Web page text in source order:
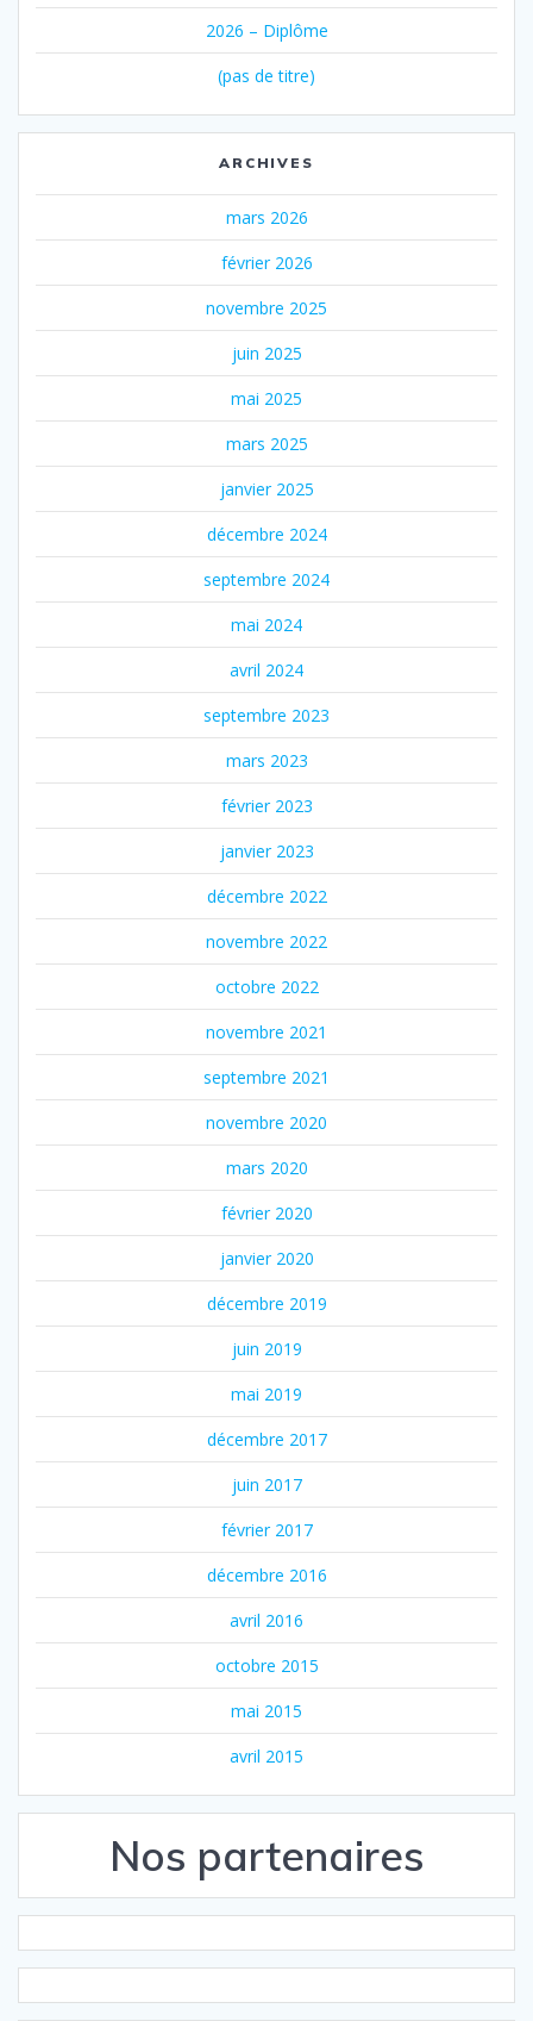
2026 – Diplôme
(pas de titre)
ARCHIVES
mars 2026
février 2026
novembre 2025
juin 2025
mai 2025
mars 2025
janvier 2025
décembre 2024
septembre 2024
mai 2024
avril 2024
septembre 2023
mars 2023
février 2023
janvier 2023
décembre 2022
novembre 2022
octobre 2022
novembre 2021
septembre 2021
novembre 2020
mars 2020
février 2020
janvier 2020
décembre 2019
juin 2019
mai 2019
décembre 2017
juin 2017
février 2017
décembre 2016
avril 2016
octobre 2015
mai 2015
avril 2015
Nos partenaires